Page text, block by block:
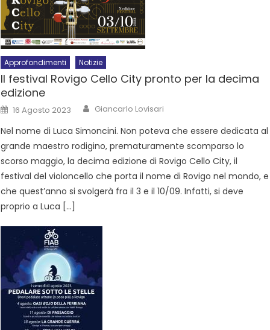
Approfondimenti Notizie
Il festival Rovigo Cello City pronto per la decima
edizione
16 Agosto 2023 Giancarlo Lovisari
Nel nome di Luca Simoncini. Non poteva che essere dedicata al
grande maestro rodigino, prematuramente scomparso lo
scorso maggio, la decima edizione di Rovigo Cello City, il
festival del violoncello che porta il nome di Rovigo nel mondo, e
che quest’anno si svolgerà fra il 3 e il 10/09. Infatti, si deve
proprio a Luca […]